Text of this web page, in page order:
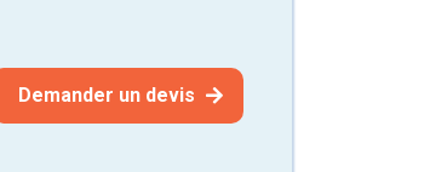
Demander un devis